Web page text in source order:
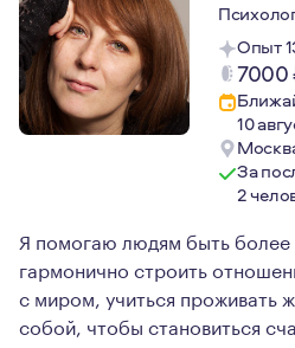
Опыт
7000
10
За
2
Я помогаю людям быть
гармонично строить
с миром, учиться проживать
собой, чтобы становиться